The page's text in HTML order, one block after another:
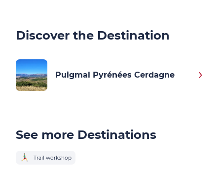
Discover the Destination
Puigmal Pyrénées Cerdagne
See more Destinations
Trail workshop